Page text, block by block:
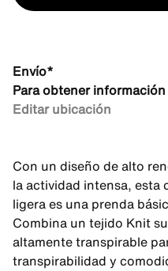
Envío*
Para obtener
Editar ubicación
Con un diseño de alto
la actividad intensa, esta
ligera es una prenda
Combina un tejido Knit
altamente transpirable
transpirabilidad y